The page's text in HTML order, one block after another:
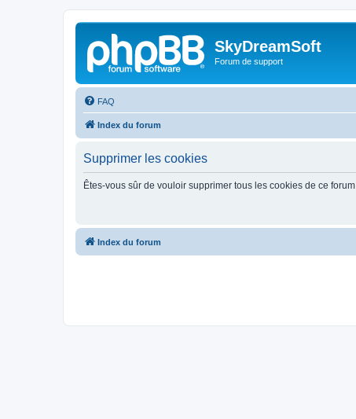
SkyDreamSoft
Forum de support
FAQ
Index du forum
Supprimer les cookies
Êtes-vous sûr de vouloir supprimer tous les cookies de ce
Index du forum